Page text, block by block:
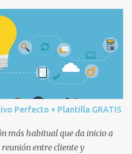
Perfecto + Plantilla GRATIS
más habitual que da inicio a
entre cliente y